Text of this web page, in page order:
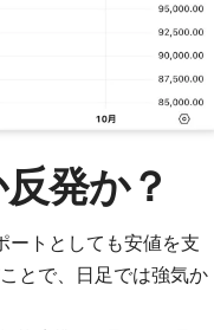
発か？
ートとしても安値を支
とで、日足では強気か